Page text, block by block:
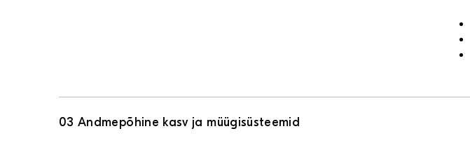
03 Andmepõhine kasv ja müügisüsteemid